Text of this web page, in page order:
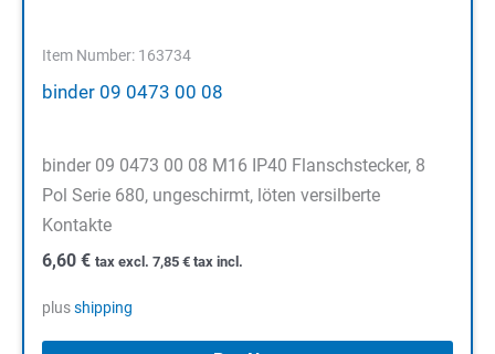
Item Number: 163734
binder 09 0473 00 08
binder 09 0473 00 08 M16 IP40 Flanschstecker, 8
Pol Serie 680, ungeschirmt, löten versilberte
Kontakte
6,60 € tax excl. 7,85 € tax incl.
plusshipping